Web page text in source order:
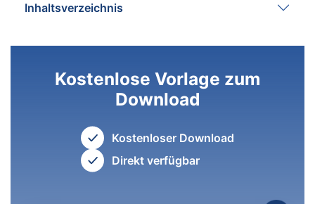
Inhaltsverzeichnis
Kostenlose Vorlage zum
Download
Kostenloser Download
Direkt verfügbar